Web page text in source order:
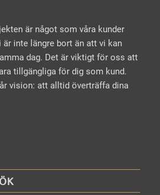
är något som våra kunder
inte längre bort än att vi kan
dag. Det är viktigt för oss att
tillgängliga för dig som kund.
vision: att alltid överträffa dina